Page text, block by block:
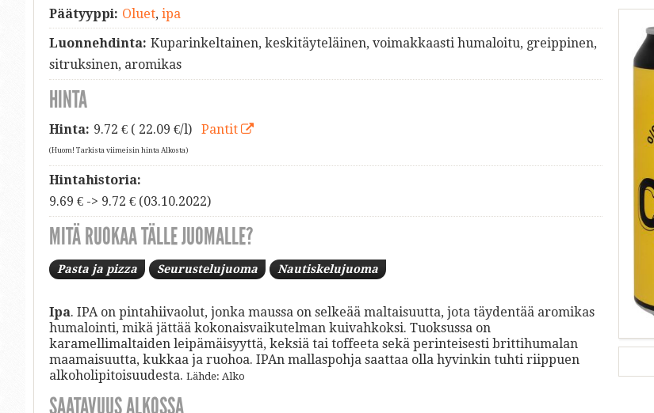
Päätyyppi: Oluet, ipa
Luonnehdinta: Kuparinkeltainen, keskitäyteläinen, voimakkaasti humaloitu, greippinen,
sitruksinen, aromikas
HINTA
Hinta: 9.72 € ( 22.09 €/l) Pantit
(Huom! Tarkista viimeisin hinta Alkosta)
Hintahistoria:
9.69 € -> 9.72 € (03.10.2022)
MITÄ RUOKAA TÄLLE JUOMALLE?
Pasta ja pizza Seurustelujuoma Nautiskelujuoma
Ipa. IPA on pintahiivaolut, jonka maussa on selkeää maltaisuutta, jota täydentää aromikas
humalointi, mikä jättää kokonaisvaikutelman kuivahkoksi. Tuoksussa on
karamellimaltaiden leipämäisyyttä, keksiä tai toffeeta sekä perinteisesti brittihumalan
maamaisuutta, kukkaa ja ruohoa. IPAn mallaspohja saattaa olla hyvinkin tuhti riippuen
alkoholipitoisuudesta. Lähde: Alko
SAATAVUUS ALKOSSA